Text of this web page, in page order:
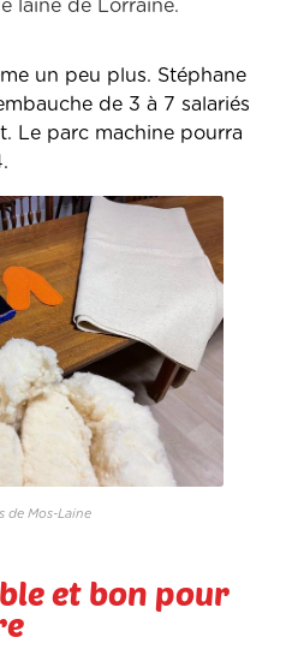
laine de Lorraine.
un peu plus. Stéphane
de 3 à 7 salariés
Le parc machine pourra
de Mos-Laine
et bon pour